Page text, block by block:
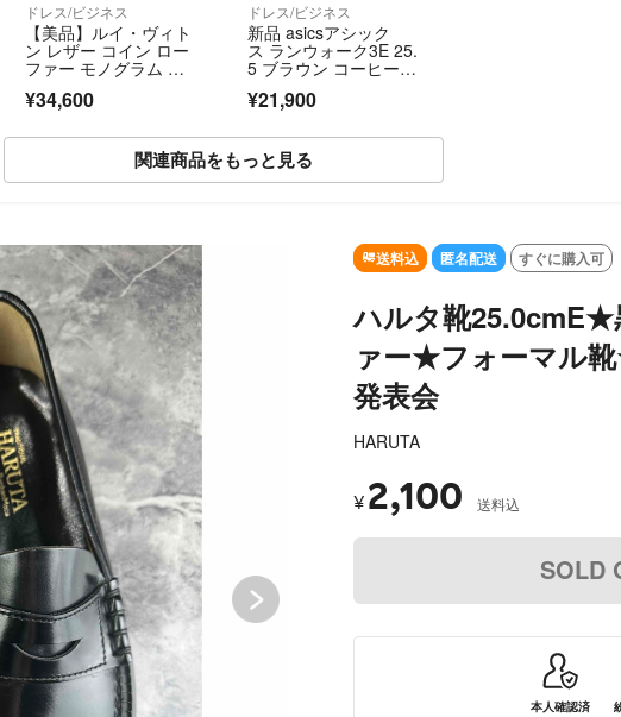
ドレス/ビジネス
【美品】ルイ・ヴィト
ン レザー コイン ロー
ファー モノグラム ブ
¥34,600
ドレス/ビジネス
新品 asicsアシック
ス ランウォーク3E 25.
5 ブラウン コーヒー
ネスシューズ
¥21,900
関連商品をもっと見る
SOLD OUT
送料込 匿名配送 すぐに購入可
ハルタ靴
ァー★フォーマル
発表会
HARUTA
¥ 2,100 送料込
SOLD
本人確認済